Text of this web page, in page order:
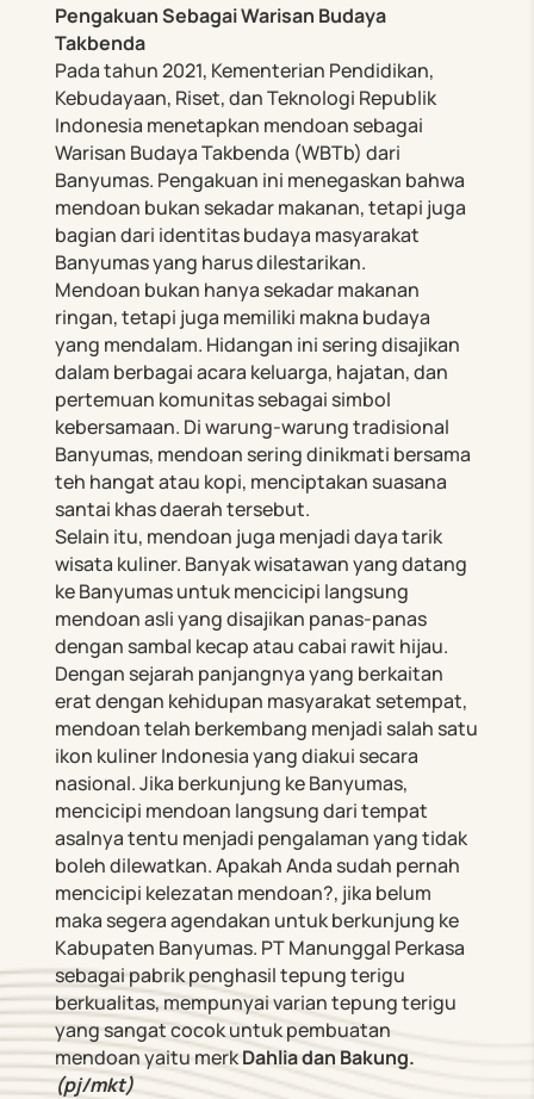
Pengakuan Sebagai Warisan Budaya
Takbenda
Pada tahun 2021, Kementerian Pendidikan,
Kebudayaan, Riset, dan Teknologi Republik
Indonesia menetapkan mendoan sebagai
Warisan Budaya Takbenda (WBTb) dari
Banyumas. Pengakuan ini menegaskan bahwa
mendoan bukan sekadar makanan, tetapi juga
bagian dari identitas budaya masyarakat
Banyumas yang harus dilestarikan.
Mendoan bukan hanya sekadar makanan
ringan, tetapi juga memiliki makna budaya
yang mendalam. Hidangan ini sering disajikan
dalam berbagai acara keluarga, hajatan, dan
pertemuan komunitas sebagai simbol
kebersamaan. Di warung-warung tradisional
Banyumas, mendoan sering dinikmati bersama
teh hangat atau kopi, menciptakan suasana
santai khas daerah tersebut.
Selain itu, mendoan juga menjadi daya tarik
wisata kuliner. Banyak wisatawan yang datang
ke Banyumas untuk mencicipi langsung
mendoan asli yang disajikan panas-panas
dengan sambal kecap atau cabai rawit hijau.
Dengan sejarah panjangnya yang berkaitan
erat dengan kehidupan masyarakat setempat,
mendoan telah berkembang menjadi salah satu
ikon kuliner Indonesia yang diakui secara
nasional. Jika berkunjung ke Banyumas,
mencicipi mendoan langsung dari tempat
asalnya tentu menjadi pengalaman yang tidak
boleh dilewatkan. Apakah Anda sudah pernah
mencicipi kelezatan mendoan?, jika belum
maka segera agendakan untuk berkunjung ke
Kabupaten Banyumas. PT Manunggal Perkasa
sebagai pabrik penghasil tepung terigu
berkualitas, mempunyai varian tepung terigu
yang sangat cocok untuk pembuatan
mendoan yaitu merkDahlia dan Bakung.
(pj/mkt)